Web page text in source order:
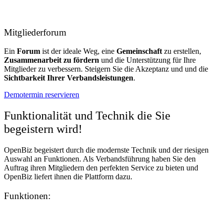
Mitgliederforum
Ein Forum ist der ideale Weg, eine Gemeinschaftzu erstellen,
Zusammenarbeit zu fördern und die Unterstützung für Ihre
Mitglieder zu verbessern. Steigern Sie die Akzeptanz und und die
Sichtbarkeit Ihrer Verbandsleistungen.
Demotermin reservieren
Funktionalität und Technik die Sie
begeistern wird!
OpenBiz begeistert durch die modernste Technik und der riesigen
Auswahl an Funktionen. Als Verbandsführung haben Sie den
Auftrag ihren Mitgliedern den perfekten Service zu bieten und
OpenBiz liefert ihnen die Plattform dazu.
Funktionen: